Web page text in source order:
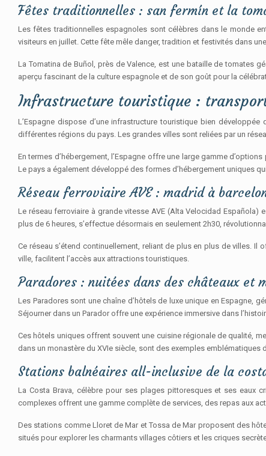
Fêtes traditionnelles : san fermín et la
Les fêtes traditionnelles espagnoles sont célèbres dans le monde
visiteurs en juillet. Cette fête mêle danger, tradition et festivités dans
La Tomatina de Buñol, près de Valence, est une bataille de tomates
aperçu fascinant de la culture espagnole et de son goût pour la
Infrastructure touristique :
L’Espagne dispose d’une infrastructure touristique bien
différentes régions du pays. Les grandes villes sont reliées par un
En termes d’hébergement, l’Espagne offre une large gamme
Le pays a également développé des formes d’hébergement uniques
Réseau ferroviaire AVE : madrid à
Le réseau ferroviaire à grande vitesse AVE (Alta Velocidad
plus de 6 heures, s’effectue désormais en seulement 2h30,
Ce réseau s’étend continuellement, reliant de plus en plus de villes.
ville, facilitent l’accès aux attractions touristiques.
Paradores : nuitées dans des châteaux et
Les Paradores sont une chaîne d’hôtels de luxe unique en Espagne,
Séjourner dans un Parador offre une expérience immersive dans
Ces hôtels uniques offrent souvent une cuisine régionale de qualité,
dans un monastère du XVIe siècle, sont des exemples emblématiques
Stations balnéaires all-inclusive de la
La Costa Brava, célèbre pour ses plages pittoresques et ses eaux
complexes offrent une gamme complète de services, des repas aux
Des stations comme Lloret de Mar et Tossa de Mar proposent des
situés pour explorer les charmants villages côtiers et les criques